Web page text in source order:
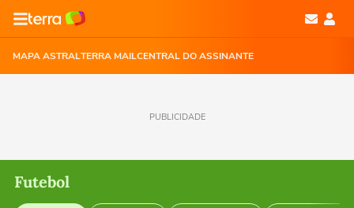
MAPA ASTRALTERRA MAILCENTRAL DO ASSINANTE
PUBLICIDADE
Futebol